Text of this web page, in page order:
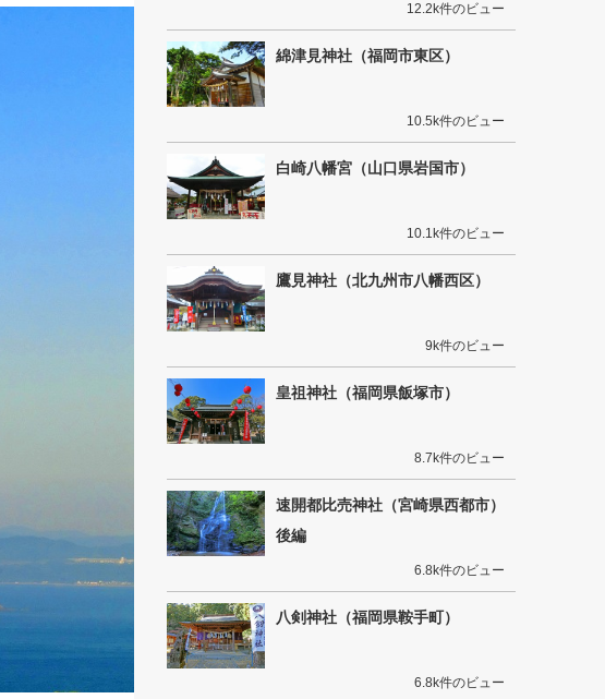
12.2k件のビュー
綿津見神社（福岡市東区）
10.5k件のビュー
白崎八幡宮（山口県岩国市）
10.1k件のビュー
鷹見神社（北九州市八幡西区）
9k件のビュー
皇祖神社（福岡県飯塚市）
8.7k件のビュー
速開都比売神社（宮崎県西都市）
後編
6.8k件のビュー
八剣神社（福岡県鞍手町）
6.8k件のビュー